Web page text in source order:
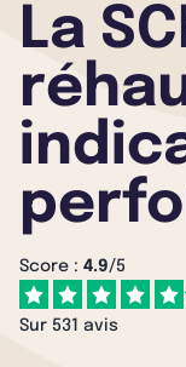
La
Score : 4.9/5
Sur 531 avis